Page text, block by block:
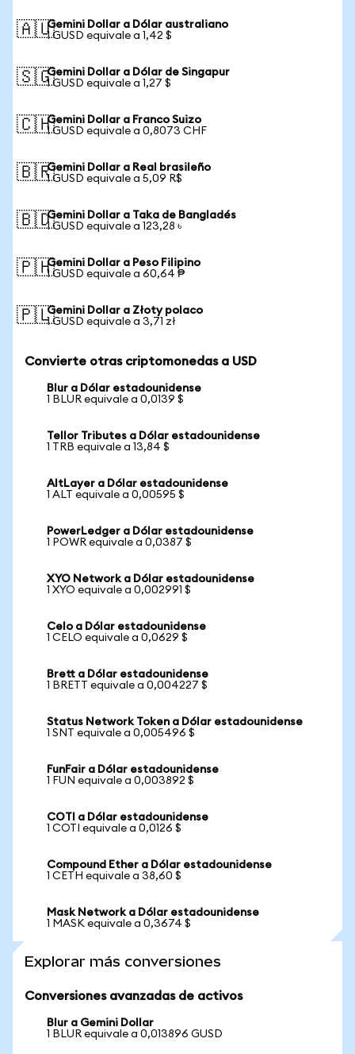
🇦🇺Gemini Dollar a Dólar australiano
1 GUSD equivale a 1,42 $
🇸🇬Gemini Dollar a Dólar de Singapur
1 GUSD equivale a 1,27 $
🇨🇭Gemini Dollar a Franco Suizo
1 GUSD equivale a 0,8073 CHF
🇧🇷Gemini Dollar a Real brasileño
1 GUSD equivale a 5,09 R$
🇧🇩Gemini Dollar a Taka de Bangladés
1 GUSD equivale a 123,28 ৳
🇵🇭Gemini Dollar a Peso Filipino
1 GUSD equivale a 60,64 ₱
🇵🇱Gemini Dollar a Złoty polaco
1 GUSD equivale a 3,71 zł
Convierte otras criptomonedas a USD
Blur a Dólar estadounidense
1 BLUR equivale a 0,0139 $
Tellor Tributes a Dólar estadounidense
1 TRB equivale a 13,84 $
AltLayer a Dólar estadounidense
1 ALT equivale a 0,00595 $
PowerLedger a Dólar estadounidense
1 POWR equivale a 0,0387 $
XYO Network a Dólar estadounidense
1 XYO equivale a 0,002991 $
Celo a Dólar estadounidense
1 CELO equivale a 0,0629 $
Brett a Dólar estadounidense
1 BRETT equivale a 0,004227 $
Status Network Token a Dólar estadounidense
1 SNT equivale a 0,005496 $
FunFair a Dólar estadounidense
1 FUN equivale a 0,003892 $
COTI a Dólar estadounidense
1 COTI equivale a 0,0126 $
Compound Ether a Dólar estadounidense
1 CETH equivale a 38,60 $
Mask Network a Dólar estadounidense
1 MASK equivale a 0,3674 $
Explorar más conversiones
Conversiones avanzadas de activos
Blur a Gemini Dollar
1 BLUR equivale a 0,013896 GUSD